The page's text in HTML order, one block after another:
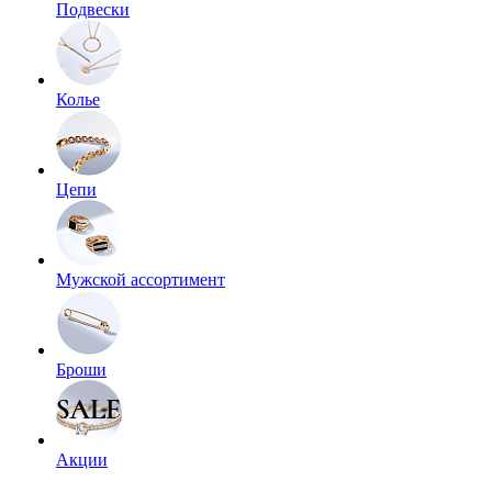
Подвески
Колье
Цепи
Мужской ассортимент
Броши
Акции